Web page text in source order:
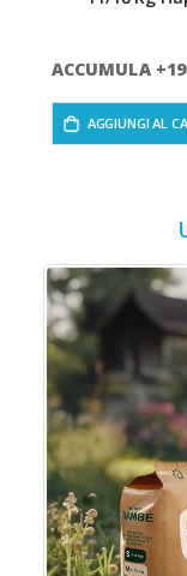
ACCUMULA
AGGIUNGI AL